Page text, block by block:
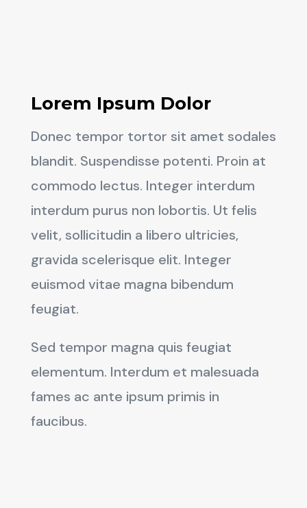
Lorem Ipsum Dolor
Donec tempor tortor sit amet sodales
blandit. Suspendisse potenti. Proin at
commodo lectus. Integer interdum
interdum purus non lobortis. Ut felis
velit, sollicitudin a libero ultricies,
gravida scelerisque elit. Integer
euismod vitae magna bibendum
feugiat.
Sed tempor magna quis feugiat
elementum. Interdum et malesuada
fames ac ante ipsum primis in
faucibus.